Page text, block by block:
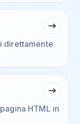
direttamente
HTML in